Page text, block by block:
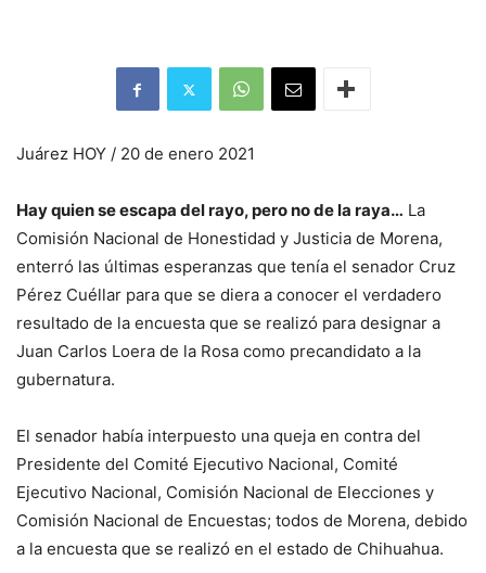
Juárez HOY / 20 de enero 2021
Hay quien se escapa del rayo, pero no de la raya… La
Comisión Nacional de Honestidad y Justicia de Morena,
enterró las últimas esperanzas que tenía el senador Cruz
Pérez Cuéllar para que se diera a conocer el verdadero
resultado de la encuesta que se realizó para designar a
Juan Carlos Loera de la Rosa como precandidato a la
gubernatura.
El senador había interpuesto una queja en contra del
Presidente del Comité Ejecutivo Nacional, Comité
Ejecutivo Nacional, Comisión Nacional de Elecciones y
Comisión Nacional de Encuestas; todos de Morena, debido
a la encuesta que se realizó en el estado de Chihuahua.